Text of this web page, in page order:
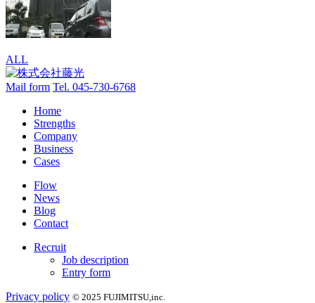
ALL
Mail form Tel. 045-730-6768
Home
Strengths
Company
Business
Cases
Flow
News
Blog
Contact
Recruit
Job description
Entry form
Privacy policy © 2025 FUJIMITSU,inc.